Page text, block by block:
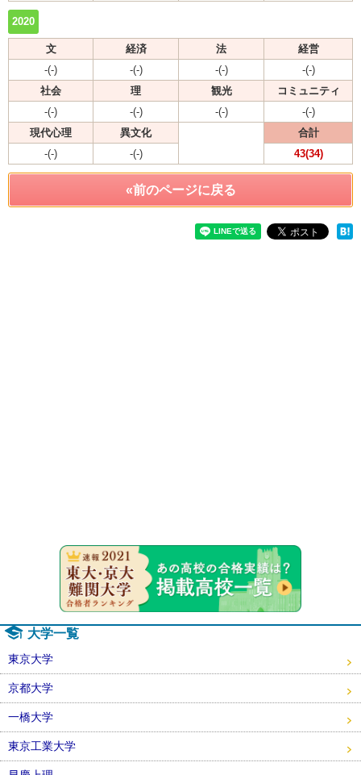
2020
文 経済 法
経営
-(-)
-(-) -(-)
-(-)
社会
理 観光
コミュニティ
-(-)
-(-) -(-)
-(-)
現代心理
異文化
合計
-(-)
-(-) 43(34)
«前のページに戻る
大学一覧
東京大学
京都大学
一橋大学
東京工業大学